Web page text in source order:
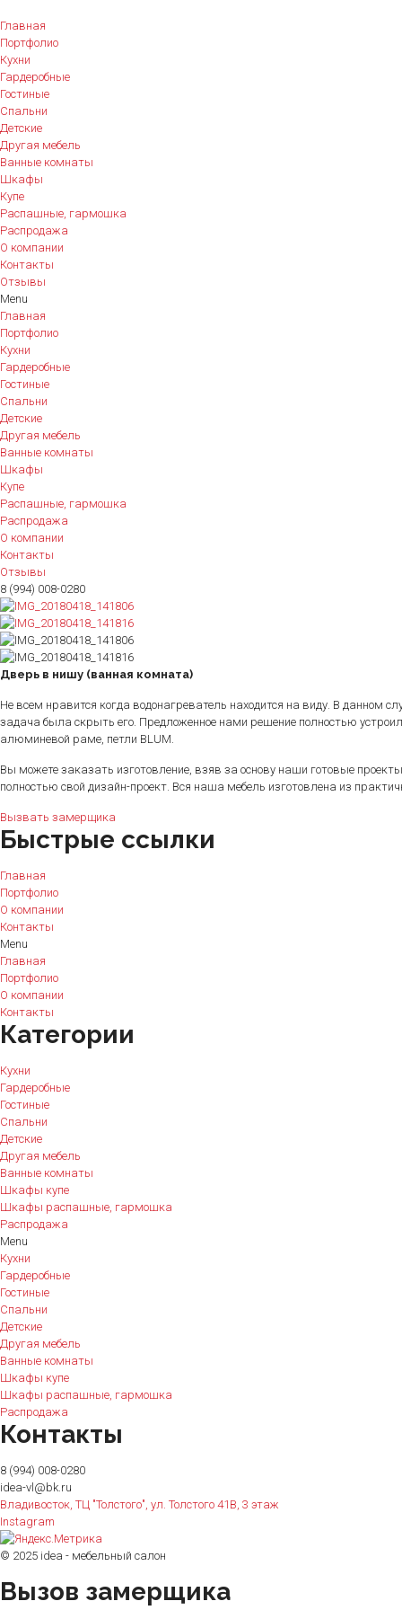
Главная
Портфолио
Кухни
Гардеробные
Гостиные
Спальни
Детские
Другая мебель
Ванные комнаты
Шкафы
Купе
Распашные, гармошка
Распродажа
О компании
Контакты
Отзывы
Menu
Главная
Портфолио
Кухни
Гардеробные
Гостиные
Спальни
Детские
Другая мебель
Ванные комнаты
Шкафы
Купе
Распашные, гармошка
Распродажа
О компании
Контакты
Отзывы
8 (994) 008-0280
Дверь в нишу (ванная комната)
Не всем нравится когда водонагреватель находится на виду. В данном
задача была скрыть его. Предложенное нами решение полностью
алюминевой раме, петли BLUM.
Вы можете заказать изготовление, взяв за основу наши готовые
полностью свой дизайн-проект. Вся наша мебель изготовлена из
Вызвать замерщика
Быстрые ссылки
Главная
Портфолио
О компании
Контакты
Menu
Главная
Портфолио
О компании
Контакты
Категории
Кухни
Гардеробные
Гостиные
Спальни
Детские
Другая мебель
Ванные комнаты
Шкафы купе
Шкафы распашные, гармошка
Распродажа
Menu
Кухни
Гардеробные
Гостиные
Спальни
Детские
Другая мебель
Ванные комнаты
Шкафы купе
Шкафы распашные, гармошка
Распродажа
Контакты
8 (994) 008-0280
idea-vl@bk.ru
Владивосток, ТЦ "Толстого", ул. Толстого 41В, 3 этаж
Instagram
© 2025 idea - мебельный салон
Вызов замерщика